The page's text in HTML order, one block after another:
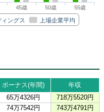
ングス 上場企業平均
45歳 50歳 55歳
ボーナス(年間)
年収
65万4326円
718万5520円
74万7542円
743万4791円